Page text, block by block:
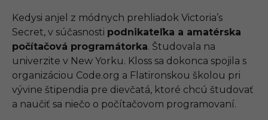
Kedysi anjel z módnych prehliadok Victoria’s
Secret, v súčasnosti podnikateľka a amatérska
počítačová programátorka. Študovala na
univerzite v New Yorku. Kloss sa dokonca spojila s
organizáciou Code.org a Flatironskou školou pri
vývine štipendia pre dievčatá, ktoré chcú študovať
a naučiť sa niečo o počítačovom programovaní.